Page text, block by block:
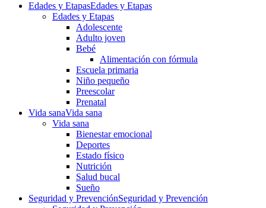
Edades y EtapasEdades y Etapas
Edades y Etapas
Adolescente
Adulto joven
Bebé
Alimentación con fórmula
Escuela primaria
Niño pequeño
Preescolar
Prenatal
Vida sanaVida sana
Vida sana
Bienestar emocional
Deportes
Estado físico
Nutrición
Salud bucal
Sueño
Seguridad y PrevenciónSeguridad y Prevención